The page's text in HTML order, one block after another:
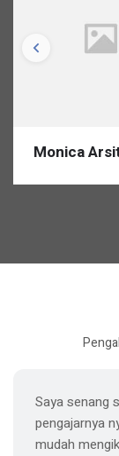
Monica
Saya senang
pengajarnya
mudah